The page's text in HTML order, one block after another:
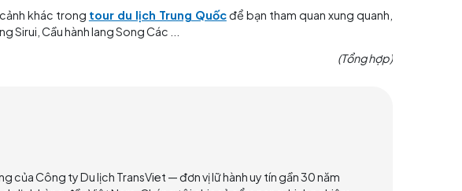
thành Panmen. Trên đỉnh tường thành, có thể nhìn toàn cảnh toàn bộ
và sân trong để chống cháy đều có thể nhìn thấy, cũng như di tích
đầu là một phần của tu viện Phật giáo, chùa đã bị hỏa hoạn phá hủy
lại vào năm 1986. Cấu trúc bằng gạch và gỗ bảy tầng này cao 53m, bạn
Thụy Quang là một công trình kiến ​​trúc bằng gỗ hình bát diện, cao 7
hóa quý giá cấp quốc gia ở tầng thứ ba của tháp, bảo tháp, kinh sách,